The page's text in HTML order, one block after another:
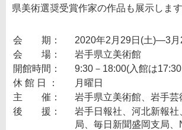
県美術選奨受賞作家の作品も展示します
会 期：
2020年2月29日(土)―3月
会 場：
岩手県立美術館
開館時間：
9:30－18:00(入館は
休 館 日 ：
月曜日
主 催：
岩手県立美術館、岩手
後 援：
岩手日報社、河北新報
局、毎日新聞盛岡支局